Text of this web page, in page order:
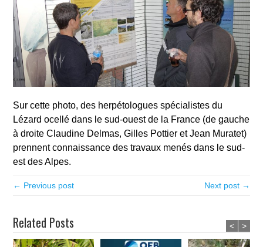
Sur cette photo, des herpétologues spécialistes du
Lézard ocellé dans le sud-ouest de la France (de gauche
à droite Claudine Delmas, Gilles Pottier et Jean Muratet)
prennent connaissance des travaux menés dans le sud-
est des Alpes.
← Previous post Next post →
Related Posts < >